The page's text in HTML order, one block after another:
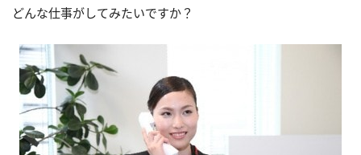
どんな仕事がしてみたいですか？